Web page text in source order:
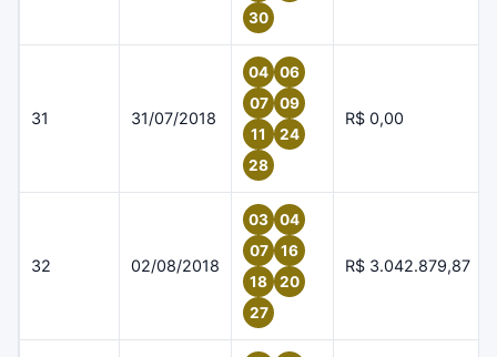
30
31 31/07/2018
04
06
07
09
11
24
28
R$ 0,00
32 02/08/2018
03
04
07
16
18
20
27
R$ 3.042.879,87